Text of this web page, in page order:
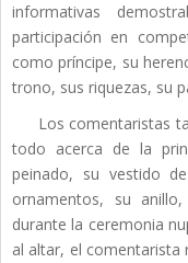
informativas
participación en
como príncipe, su
trono, sus riquezas, su
Los comentaristas
todo acerca de la
peinado, su vestido
ornamentos, su
durante la ceremonia
al altar, el comentarista